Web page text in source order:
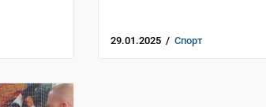
29.01.2025 / Спорт